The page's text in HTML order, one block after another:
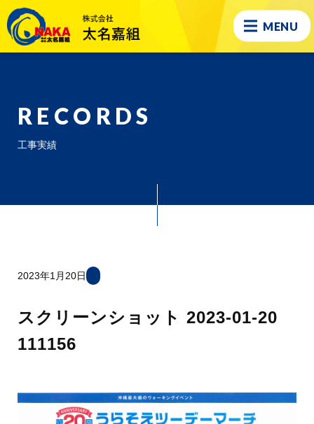
MENU
RECORDS
工事実績
2023年1月20日
スクリーンショット 2023-01-20
111156